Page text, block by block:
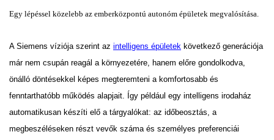
Egy lépéssel közelebb az emberközpontú autonóm épületek megvalósítása.
A Siemens víziója szerint az intelligens épületek következő generációja
már nem csupán reagál a környezetére, hanem előre gondolkodva,
önálló döntésekkel képes megteremteni a komfortosabb és
fenntarthatóbb működés alapjait. Így például egy intelligens irodaház
automatikusan készíti elő a tárgyalókat: az időbeosztás, a
megbeszéléseken részt vevők száma és személyes preferenciái